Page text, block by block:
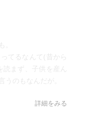
。
てるなんて(昔から
まず、子供を産ん
うのもなんだが。
詳細をみる